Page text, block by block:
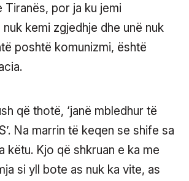
Tiranës, por ja ku jemi
kemi zgjedhje dhe unë nuk
poshtë komunizmi, është
që thotë, ‘janë mbledhur të
Na marrin të keqen se shife sa
këtu. Kjo që shkruan e ka me
si yll bote as nuk ka vite, as